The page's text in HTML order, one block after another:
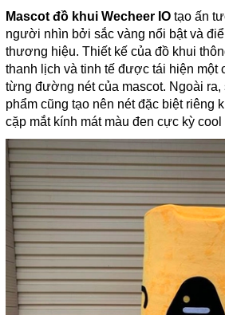
Mascot đồ khui Wecheer IO tạo ấn
người nhìn bởi sắc vàng nổi bật và
thương hiệu. Thiết kế của đồ khui
thanh lịch và tinh tế được tái hiện một
từng đường nét của mascot. Ngoài
phẩm cũng tạo nên nét đặc biệt riêng
cặp mắt kính mát màu đen cực kỳ